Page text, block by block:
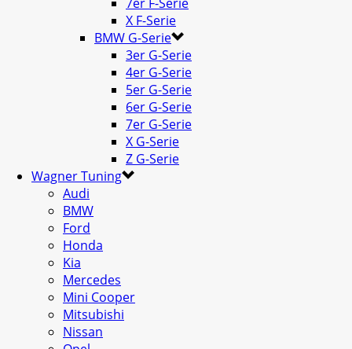
X F-Serie
BMW G-Serie
3er G-Serie
4er G-Serie
5er G-Serie
6er G-Serie
7er G-Serie
X G-Serie
Z G-Serie
Wagner Tuning
Audi
BMW
Ford
Honda
Kia
Mercedes
Mini Cooper
Mitsubishi
Nissan